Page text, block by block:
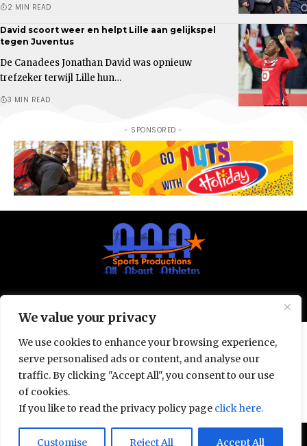
We value your privacy
We use cookies to enhance your browsing experience,
serve personalised ads or content, and analyse our
traffic. By clicking "Accept All", you consent to our use
of cookies.
If you like to read the privacy policy page click here.
Customise Reject All Accept All
Door deze site te gebruiken, ga je akkoord met het
Accept
2 MIN READ
David scoort weer en helpt Lille aan gelijkspel
tegen Juventus
De Canadees Jonathan David was opnieuw
trefzeker terwijl Lille hun…
3 MIN READ
- SPONSORED -